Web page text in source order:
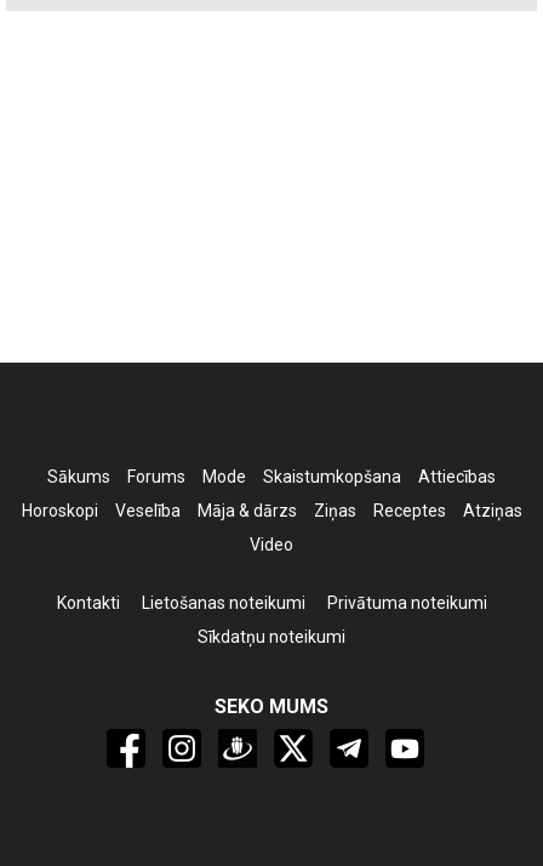
Sākums Forums Mode Skaistumkopšana
Attiecības
Horoskopi
Veselība Māja & dārzs Ziņas Receptes
Atziņas
Video
Kontakti Lietošanas noteikumi
Privātuma noteikumi
Sīkdatņu noteikumi
SEKO MUMS